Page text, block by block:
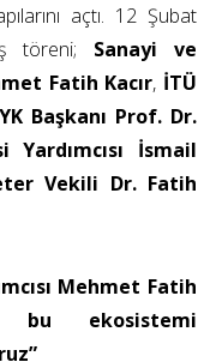
açtı. 12 Şubat
töreni; Sanayi ve
Fatih Kacır, İTÜ
Başkanı Prof. Dr.
Yardımcısı İsmail
Vekili Dr. Fatih
Mehmet Fatih
bu ekosistemi